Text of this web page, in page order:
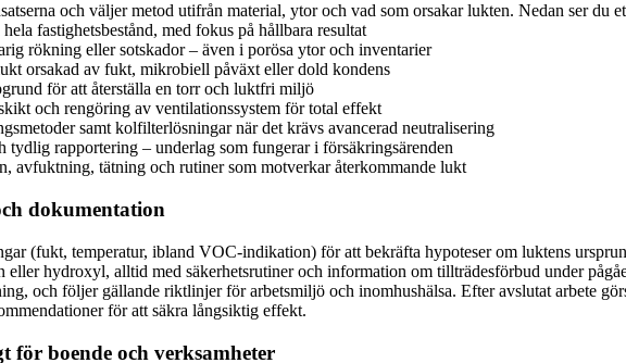
och väljer metod utifrån material, ytor och vad som orsakar lukten. Nedan ser du
fastighetsbestånd, med fokus på hållbara resultat
rökning eller sotskador – även i porösa ytor och inventarier
orsakad av fukt, mikrobiell påväxt eller dold kondens
för att återställa en torr och luktfri miljö
och rengöring av ventilationssystem för total effekt
samt kolfilterlösningar när det krävs avancerad neutralisering
tydlig rapportering – underlag som fungerar i försäkringsärenden
avfuktning, tätning och rutiner som motverkar återkommande lukt
dokumentation
(fukt, temperatur, ibland VOC-indikation) för att bekräfta hypoteser om luktens
eller hydroxyl, alltid med säkerhetsrutiner och information om tillträdesförbud under
och följer gällande riktlinjer för arbetsmiljö och inomhushälsa. Efter avslutat arbete
för att säkra långsiktig effekt.
för boende och verksamheter